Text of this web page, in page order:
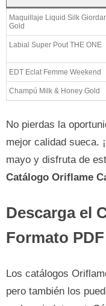
Maquillaje Liquid Silk
Gold
Labial Super Pout THE ONE
EDT Eclat Femme Weekend
Champú Milk & Honey Gold
No pierdas la
mejor calidad sueca.
mayo y disfruta de
Catálogo Oriflame
Descarga el
Formato PDF
Los catálogos
pero también los